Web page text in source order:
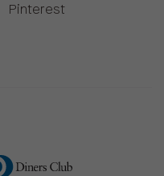
Pinterest